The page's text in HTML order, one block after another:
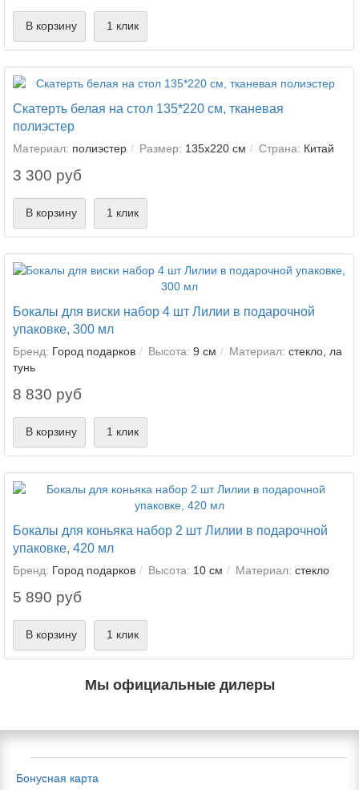
В корзину 1 клик
Скатерть белая на стол 135*220 см, тканевая
полиэстер
Материал: полиэстер Размер: 135х220 см Страна: Китай
3 300 руб
В корзину 1 клик
Бокалы для виски набор 4 шт Лилии в подарочной
упаковке, 300 мл
Бренд: Город подарков Высота: 9 см Материал: стекло, ла
тунь
8 830 руб
В корзину 1 клик
Бокалы для коньяка набор 2 шт Лилии в подарочной
упаковке, 420 мл
Бренд: Город подарков Высота: 10 см Материал: стекло
5 890 руб
В корзину 1 клик
Мы официальные дилеры
Бонусная карта